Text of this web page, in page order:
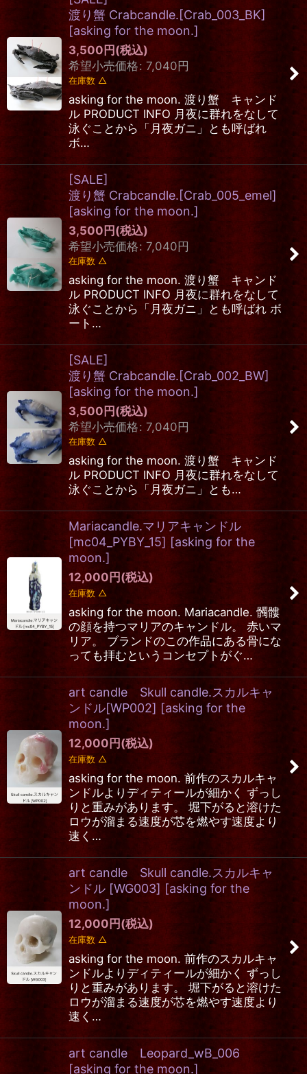
渡り蟹 Crabcandle.[Crab_003_BK]
[asking for the moon.]
3,500円(税込)
希望小売価格: 7,040円
在庫数 △
asking for the moon. 渡り蟹 キャンド
ル PRODUCT INFO 月夜に群れをなして
泳ぐことから「月夜ガニ」とも呼ばれ
ボ…
[SALE]
渡り蟹 Crabcandle.[Crab_005_emel]
[asking for the moon.]
3,500円(税込)
希望小売価格: 7,040円
在庫数 △
asking for the moon. 渡り蟹 キャンド
ル PRODUCT INFO 月夜に群れをなして
泳ぐことから「月夜ガニ」とも呼ばれ ボ
ート…
[SALE]
渡り蟹 Crabcandle.[Crab_002_BW]
[asking for the moon.]
3,500円(税込)
希望小売価格: 7,040円
在庫数 △
asking for the moon. 渡り蟹 キャンド
ル PRODUCT INFO 月夜に群れをなして
泳ぐことから「月夜ガニ」とも…
Mariacandle.マリアキャンドル
[mc04_PYBY_15] [asking for the
moon.]
12,000円(税込)
在庫数 △
asking for the moon. Mariacandle. 髑髏
の顔を持つマリアのキャンドル。 赤いマ
リア。 ブランドのこの作品にある骨にな
っても拝むというコンセプトがぐ…
art candle Skull candle.スカルキャ
ンドル[WP002] [asking for the
moon.]
12,000円(税込)
在庫数 △
asking for the moon. 前作のスカルキャ
ンドルよりディティールが細かく ずっし
りと重みがあります。 堀下がると溶けた
ロウが溜まる速度が芯を燃やす速度より
速く…
art candle Skull candle.スカルキャ
ンドル [WG003] [asking for the
moon.]
12,000円(税込)
在庫数 △
asking for the moon. 前作のスカルキャ
ンドルよりディティールが細かく ずっし
りと重みがあります。 堀下がると溶けた
ロウが溜まる速度が芯を燃やす速度より
速く…
art candle Leopard_wB_006
[asking for the moon.]